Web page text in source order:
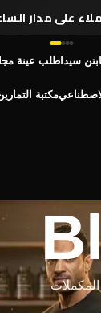
سيداطلب عينة
مكتبة
المكملات
على مدار